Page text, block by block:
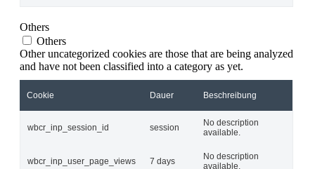
Others
Others
Other uncategorized cookies are those that are being analyzed
and have not been classified into a category as yet.
Cookie Dauer Beschreibung
wbcr_inp_session_id session
No description
available.
wbcr_inp_user_page_views 7 days
No description
available.